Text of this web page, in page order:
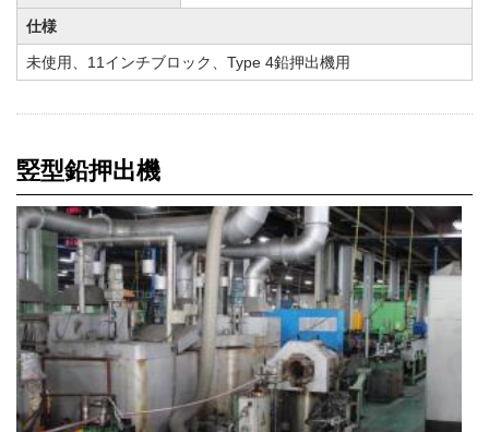
仕様
未使用、11インチブロック、Type 4鉛押出機用
竪型鉛押出機